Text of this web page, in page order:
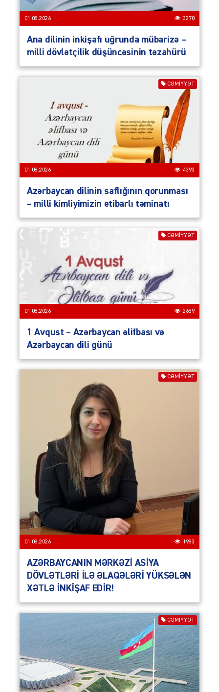
01.08.2026 3270
Ana dilinin inkişafı uğrunda mübarizə –
milli dövlətçilik düşüncəsinin təzahürü
CƏMIYYƏT
01.08.2026 4393
Azərbaycan dilinin saflığının qorunması
– milli kimliyimizin etibarlı təminatı
CƏMIYYƏT
01.08.2026 2689
1 Avqust – Azərbaycan əlifbası və
Azərbaycan dili günü
CƏMIYYƏT
01.08.2026 1983
AZƏRBAYCANIN MƏRKƏZİ ASİYA
DÖVLƏTLƏRİ İLƏ ƏLAQƏLƏRİ YÜKSƏLƏN
XƏTLƏ İNKİŞAF EDİR!
CƏMIYYƏT